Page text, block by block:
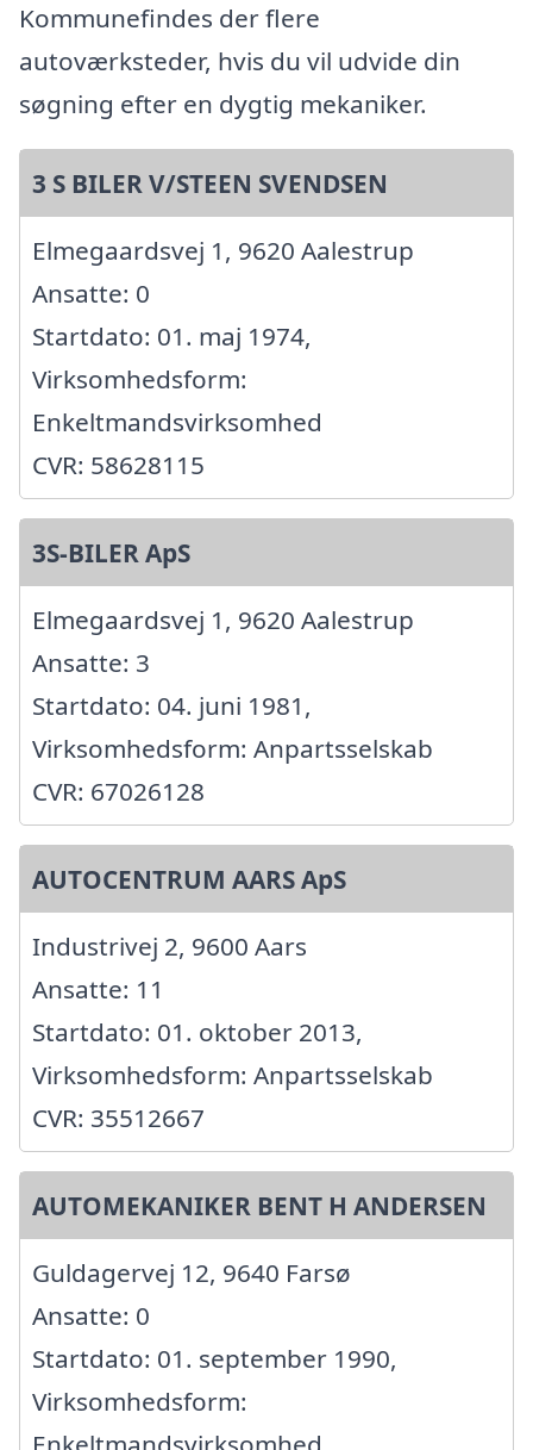
Kommunefindes der flere
autoværksteder, hvis du vil udvide din
søgning efter en dygtig mekaniker.
3 S BILER V/STEEN SVENDSEN
Elmegaardsvej 1, 9620 Aalestrup
Ansatte: 0
Startdato: 01. maj 1974,
Virksomhedsform:
Enkeltmandsvirksomhed
CVR: 58628115
3S-BILER ApS
Elmegaardsvej 1, 9620 Aalestrup
Ansatte: 3
Startdato: 04. juni 1981,
Virksomhedsform: Anpartsselskab
CVR: 67026128
AUTOCENTRUM AARS ApS
Industrivej 2, 9600 Aars
Ansatte: 11
Startdato: 01. oktober 2013,
Virksomhedsform: Anpartsselskab
CVR: 35512667
AUTOMEKANIKER BENT H ANDERSEN
Guldagervej 12, 9640 Farsø
Ansatte: 0
Startdato: 01. september 1990,
Virksomhedsform: